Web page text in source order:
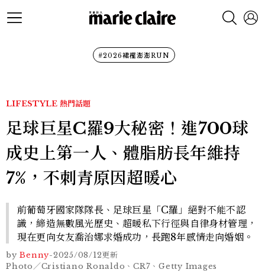
#2026裙襬澎澎RUN
LIFESTYLE 熱門話題
足球巨星C羅9大秘密！進700球
成史上第一人、體脂肪長年維持
7%，不刺青原因超暖心
前葡萄牙國家隊隊長、足球巨星「C羅」絕對不能不認
識，締造無數風光歷史、超暖私下行徑與自律身材管理，
現在更向女友喬治娜求婚成功，長跑8年感情走向婚姻。
by Benny-2025/08/12更新
Photo／Cristiano Ronaldo、CR7、Getty Images